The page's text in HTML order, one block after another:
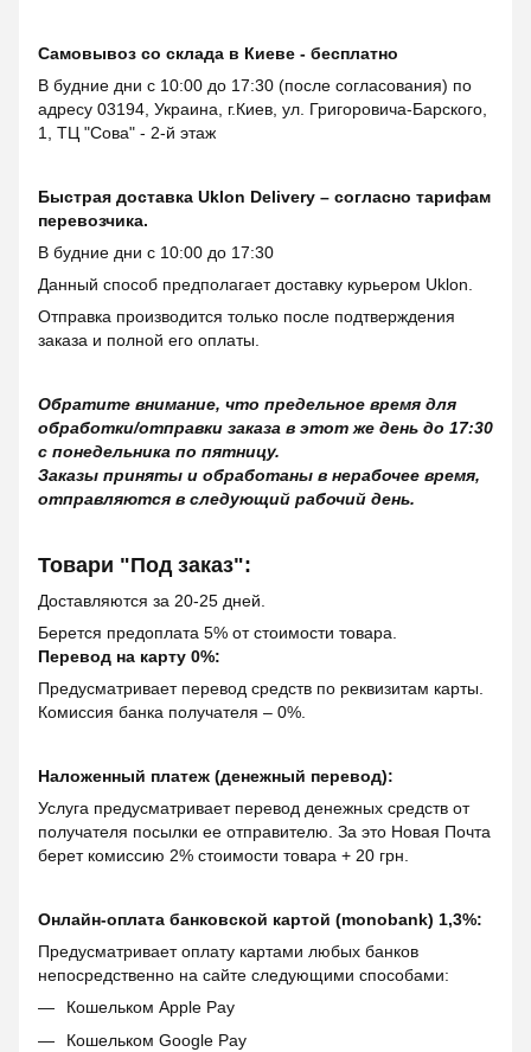
Самовывоз со склада в Киеве - бесплатно
В будние дни с 10:00 до 17:30 (после согласования) по
адресу 03194, Украина, г.Киев, ул. Григоровича-Барского,
1, ТЦ "Сова" - 2-й этаж
Быстрая доставка Uklon Delivery – согласно тарифам
перевозчика.
В будние дни с 10:00 до 17:30
Данный способ предполагает доставку курьером Uklon.
Отправка производится только после подтверждения
заказа и полной его оплаты.
Обратите внимание, что предельное время для
обработки/отправки заказа в этот же день до 17:30
с понедельника по пятницу.
Заказы приняты и обработаны в нерабочее время,
отправляются в следующий рабочий день.
Товари "Под заказ":
Доставляются за 20-25 дней.
Берется предоплата 5% от стоимости товара.
Перевод на карту 0%:
Предусматривает перевод средств по реквизитам карты.
Комиссия банка получателя – 0%.
Наложенный платеж (денежный перевод):
Услуга предусматривает перевод денежных средств от
получателя посылки ее отправителю. За это Новая Почта
берет комиссию 2% стоимости товара + 20 грн.
Онлайн-оплата банковской картой (monobank) 1,3%:
Предусматривает оплату картами любых банков
непосредственно на сайте следующими способами:
Кошельком Apple Pay
Кошельком Google Pay